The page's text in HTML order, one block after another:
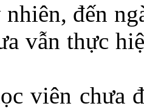
đến ngày
vẫn thực
viên chưa